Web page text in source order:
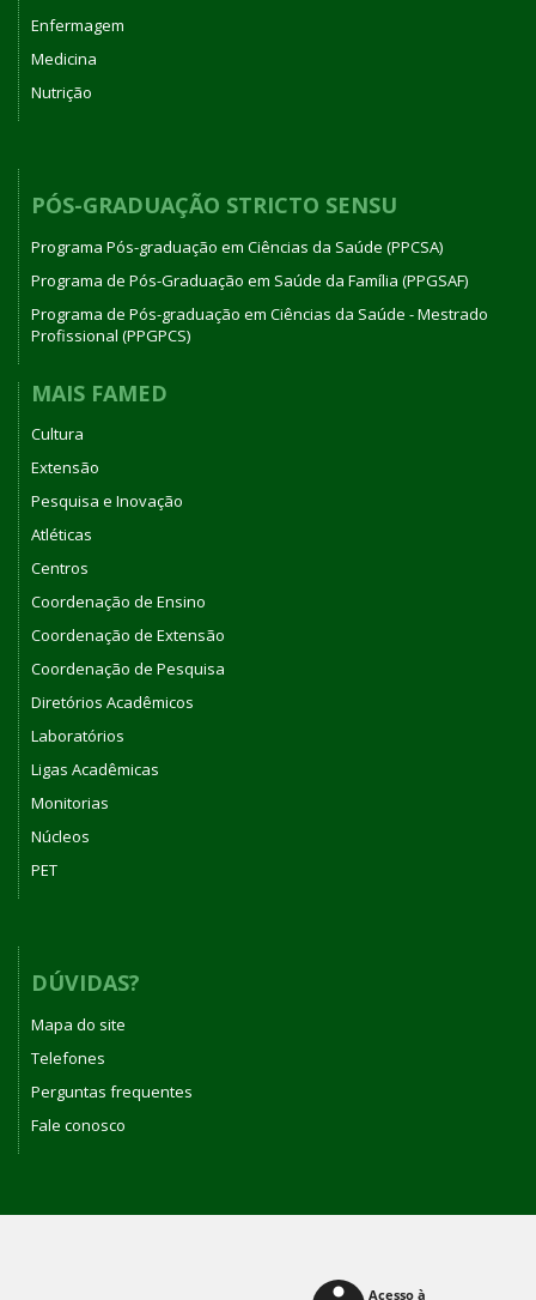
Enfermagem
Medicina
Nutrição
PÓS-GRADUAÇÃO STRICTO SENSU
Programa Pós-graduação em Ciências da Saúde (PPCSA)
Programa de Pós-Graduação em Saúde da Família (PPGSAF)
Programa de Pós-graduação em Ciências da Saúde - Mestrado
Profissional (PPGPCS)
MAIS FAMED
Cultura
Extensão
Pesquisa e Inovação
Atléticas
Centros
Coordenação de Ensino
Coordenação de Extensão
Coordenação de Pesquisa
Diretórios Acadêmicos
Laboratórios
Ligas Acadêmicas
Monitorias
Núcleos
PET
DÚVIDAS?
Mapa do site
Telefones
Perguntas frequentes
Fale conosco